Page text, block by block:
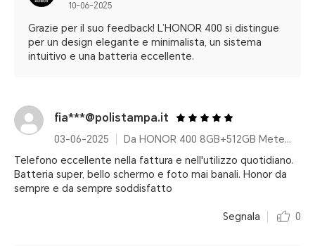
10-06-2025
Grazie per il suo feedback! L’HONOR 400 si distingue
per un design elegante e minimalista, un sistema
intuitivo e una batteria eccellente.
fia***@polistampa.it
03-06-2025
Da HONOR 400 8GB+512GB Meteor Silver
Telefono eccellente nella fattura e nell'utilizzo quotidiano.
Batteria super, bello schermo e foto mai banali. Honor da
sempre e da sempre soddisfatto
Segnala 0